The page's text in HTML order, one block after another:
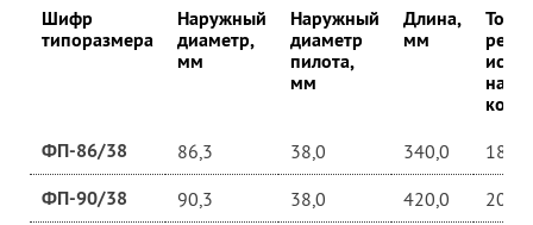
Шифр
типоразмера
Наружный
диаметр,
мм
Наружный
диаметр
пилота,
мм
Длина,
мм
ФП-86/38
86,3 38,0 340,0 18,0
ФП-90/38 90,3 38,0 420,0 20,0